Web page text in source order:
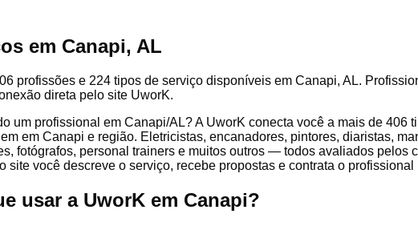
em Canapi, AL
profissões e 224 tipos de serviço disponíveis em Canapi, AL.
direta pelo site UworK.
um profissional em Canapi/AL? A UworK conecta você a mais de 406
em Canapi e região. Eletricistas, encanadores, pintores, diaristas,
fotógrafos, personal trainers e muitos outros — todos avaliados pelos
site você descreve o serviço, recebe propostas e contrata o profissional
usar a UworK em Canapi?